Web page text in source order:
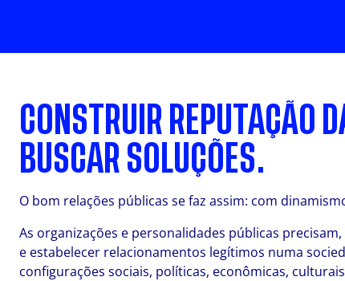
CONSTRUIR REPUTAÇÃO
BUSCAR SOLUÇÕES.
O bom relações públicas se faz assim: com
As organizações e personalidades públicas
e estabelecer relacionamentos legítimos numa
configurações sociais, políticas, econômicas,